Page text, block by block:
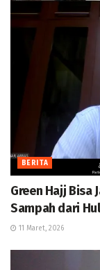
BERITA
Green Hajj Bisa
Sampah dari
11 Maret, 2026